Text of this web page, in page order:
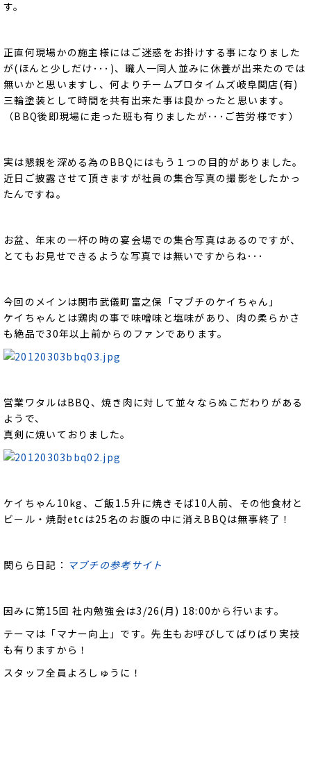
す。
正直何現場かの施主様にはご迷惑をお掛けする事になりました
が(ほんと少しだけ･･･)、職人一同人並みに休養が出来たのでは
無いかと思いますし、何よりチームプロタイムズ岐阜関店(有)
三輪塗装として時間を共有出来た事は良かったと思います。
（BBQ後即現場に走った班も有りましたが･･･ご苦労様です）
実は懇親を深める為のBBQにはもう１つの目的がありました。
近日ご披露させて頂きますが社員の集合写真の撮影をしたかっ
たんですね。
お盆、年末の一杯の時の宴会場での集合写真はあるのですが、
とてもお見せできるような写真では無いですからね･･･
今回のメインは関市武儀町富之保「マブチのケイちゃん」
ケイちゃんとは鶏肉の事で味噌味と塩味があり、肉の柔らかさ
も絶品で30年以上前からのファンであります。
営業ワタルはBBQ、焼き肉に対して並々ならぬこだわりがある
ようで、
真剣に焼いておりました。
ケイちゃん10kg、ご飯1.5升に焼きそば10人前、その他食材と
ビール・焼酎etcは25名のお腹の中に消えBBQは無事終了！
関らら日記： マブチの参考サイト
因みに第15回 社内勉強会は3/26(月) 18:00から行います。
テーマは「マナー向上」です。先生もお呼びしてばりばり実技
も有りますから！
スタッフ全員よろしゅうに！